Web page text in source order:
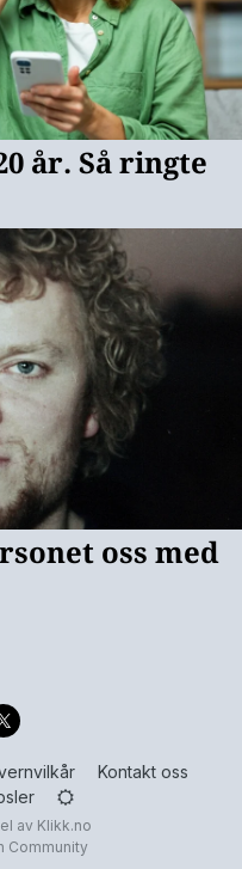
Kontakt oss
av Klikk.no
Community